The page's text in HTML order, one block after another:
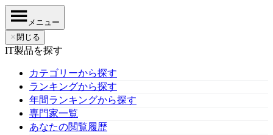
メニュー
✕ 閉じる
IT製品を探す
カテゴリーから探す
ランキングから探す
年間ランキングから探す
専門家一覧
あなたの閲覧履歴